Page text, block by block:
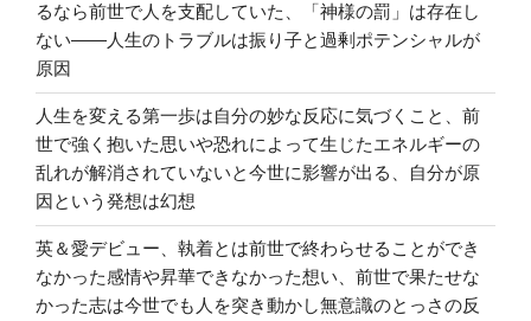
るなら前世で人を支配していた、「神様の罰」は存在し
ない――人生のトラブルは振り子と過剰ポテンシャルが
原因
人生を変える第一歩は自分の妙な反応に気づくこと、前
世で強く抱いた思いや恐れによって生じたエネルギーの
乱れが解消されていないと今世に影響が出る、自分が原
因という発想は幻想
英＆愛デビュー、執着とは前世で終わらせることができ
なかった感情や昇華できなかった想い、前世で果たせな
かった志は今世でも人を突き動かし無意識のとっさの反